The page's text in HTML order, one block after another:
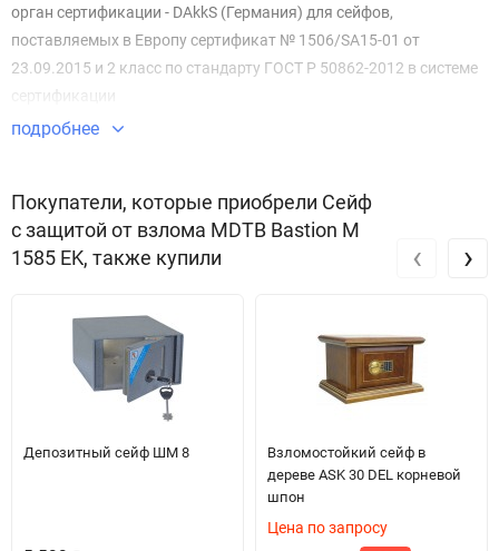
орган сертификации - DAkkS (Германия) для сейфов,
поставляемых в Европу сертификат № 1506/SA15-01 от
23.09.2015 и 2 класс по стандарту ГОСТ Р 50862-2012 в системе
сертификации
подробнее
Покупатели, которые приобрели Сейф
с защитой от взлома MDTB Bastion M
1585 EK, также купили
Депозитный сейф ШМ 8
Взломостойкий сейф в
дереве ASK 30 DEL корневой
шпон
Цена по запросу
‹ ›